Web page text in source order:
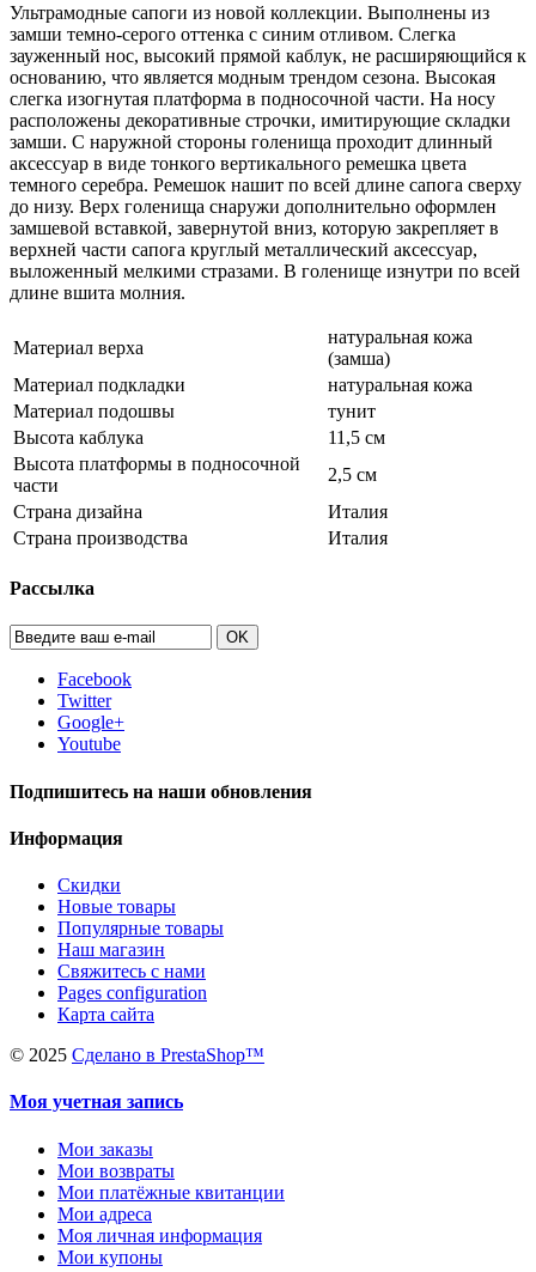
Ультрамодные сапоги из новой коллекции. Выполнены из
замши темно-серого оттенка с синим отливом. Слегка
зауженный нос, высокий прямой каблук, не расширяющийся к
основанию, что является модным трендом сезона. Высокая
слегка изогнутая платформа в подносочной части. На носу
расположены декоративные строчки, имитирующие складки
замши. С наружной стороны голенища проходит длинный
аксессуар в виде тонкого вертикального ремешка цвета
темного серебра. Ремешок нашит по всей длине сапога сверху
до низу. Верх голенища снаружи дополнительно оформлен
замшевой вставкой, завернутой вниз, которую закрепляет в
верхней части сапога круглый металлический аксессуар,
выложенный мелкими стразами. В голенище изнутри по всей
длине вшита молния.
Материал верха
натуральная кожа
(замша)
Материал подкладки
натуральная кожа
Материал подошвы
тунит
Высота каблука
11,5 см
Высота платформы в подносочной
части
2,5 см
Страна дизайна
Италия
Страна производства
Италия
Рассылка
OK
Facebook
Twitter
Google+
Youtube
Подпишитесь на наши обновления
Информация
Скидки
Новые товары
Популярные товары
Наш магазин
Свяжитесь с нами
Pages configuration
Карта сайта
© 2025 Сделано в PrestaShop™
Моя учетная запись
Мои заказы
Мои возвраты
Мои платёжные квитанции
Мои адреса
Моя личная информация
Мои купоны